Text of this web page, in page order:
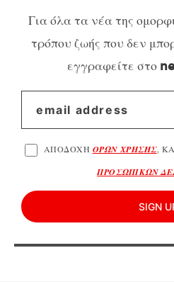
Για όλα τα νέα της
τρόπου ζωής που δεν
εγγραφείτε στο
ΑΠΟΔΟΧΗ ΟΡΩΝ ΧΡΗΣΗΣ,
ΠΡΟΣΩΠΙΚΩΝ
SIGN